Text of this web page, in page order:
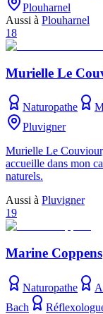
Plouharnel
Aussi à Plouharnel
18
Murielle Le
Naturopathe
Pluvigner
Murielle Le
accueille dans mon
naturels.
Aussi à Pluvigner
19
Marine Coppens
Naturopathe
Bach